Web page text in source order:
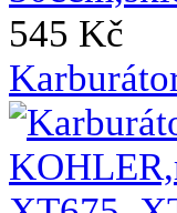
545 Kč